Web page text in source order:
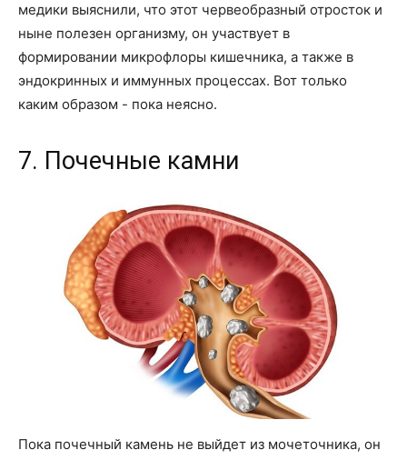
медики выяснили, что этот червеобразный отросток и
ныне полезен организму, он участвует в
формировании микрофлоры кишечника, а также в
эндокринных и иммунных процессах. Вот только
каким образом - пока неясно.
7. Почечные камни
Пока почечный камень не выйдет из мочеточника, он